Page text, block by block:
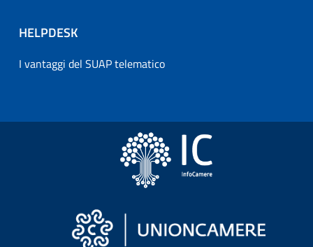
HELPDESK
I vantaggi del SUAP telematico